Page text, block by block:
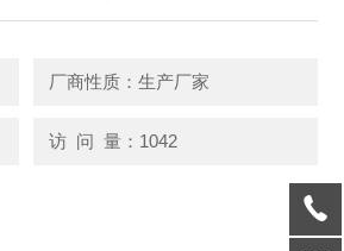
厂商性质：生产厂家
访 问 量：1042